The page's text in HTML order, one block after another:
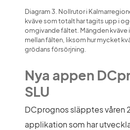
Diagram 3. Nollrutor i
kväve som totalt har tagits upp i
omgivande fältet. Mängden kväve
mellan fälten, liksom hur mycket
grödans försörjning.
Nya appen
SLU
DCprognos släpptes våren
applikation som har